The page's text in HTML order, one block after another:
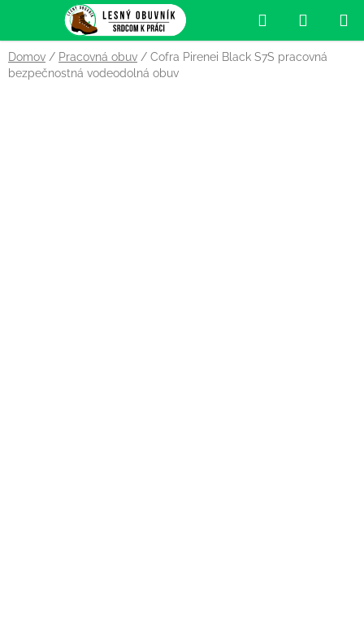
obsah
Hľadať
KOŠÍK
Domov / Pracovná obuv / Cofra Pirenei Black S7S pracovná
bezpečnostná vodeodolná obuv